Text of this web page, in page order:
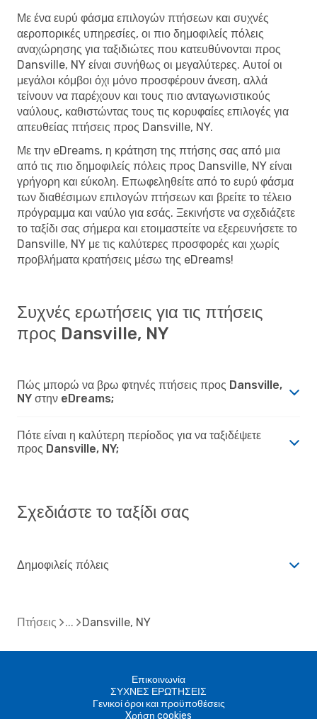
Με ένα ευρύ φάσμα επιλογών πτήσεων και συχνές
αεροπορικές υπηρεσίες, οι πιο δημοφιλείς πόλεις
αναχώρησης για ταξιδιώτες που κατευθύνονται προς
Dansville, NY είναι συνήθως οι μεγαλύτερες. Αυτοί οι
μεγάλοι κόμβοι όχι μόνο προσφέρουν άνεση, αλλά
τείνουν να παρέχουν και τους πιο ανταγωνιστικούς
ναύλους, καθιστώντας τους τις κορυφαίες επιλογές για
απευθείας πτήσεις προς Dansville, NY.
Με την eDreams, η κράτηση της πτήσης σας από μια
από τις πιο δημοφιλείς πόλεις προς Dansville, NY είναι
γρήγορη και εύκολη. Επωφεληθείτε από το ευρύ φάσμα
των διαθέσιμων επιλογών πτήσεων και βρείτε το τέλειο
πρόγραμμα και ναύλο για εσάς. Ξεκινήστε να σχεδιάζετε
το ταξίδι σας σήμερα και ετοιμαστείτε να εξερευνήσετε το
Dansville, NY με τις καλύτερες προσφορές και χωρίς
προβλήματα κρατήσεις μέσω της eDreams!
Συχνές ερωτήσεις για τις πτήσεις
προς Dansville, NY
Πώς μπορώ να βρω φτηνές πτήσεις προς Dansville,
NY στην eDreams;
Πότε είναι η καλύτερη περίοδος για να ταξιδέψετε
προς Dansville, NY;
Σχεδιάστε το ταξίδι σας
Δημοφιλείς πόλεις
Πτήσεις Dansville, NY
Επικοινωνία
ΣΥΧΝΕΣ ΕΡΩΤΗΣΕΙΣ
Γενικοί όροι και προϋποθέσεις
Xρήση cookies